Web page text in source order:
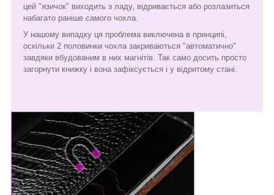
цей "язичок" виходить з ладу, відривається або розлазиться
набагато раніше самого чохла.
У нашому випадку ця проблема виключена в принципі,
оскільки 2 половинки чохла закриваються "автоматично"
завдяки вбудованим в них магнітів. Так само досить просто
загорнути книжку і вона зафіксується і у відритому стані.